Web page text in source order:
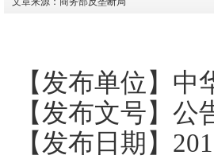
【发布单位】
【发布文号】公
【发布日期】